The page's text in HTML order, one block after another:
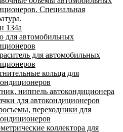
Специальная
134a
для автомобильных
для автомобильных
кольца для
ниппель автокондиционера
для автокондиционеров
переходники для
коллектора для